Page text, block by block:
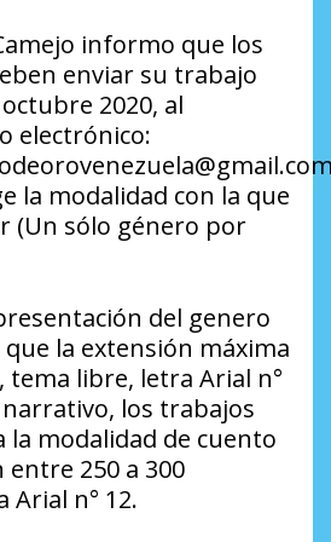
informo que los
enviar su trabajo
2020, al
electrónico:
la modalidad con la que
(Un sólo género por
del genero
la extensión máxima
tema libre, letra Arial n°
los trabajos
la modalidad de cuento
250 a 300
Arial n° 12.